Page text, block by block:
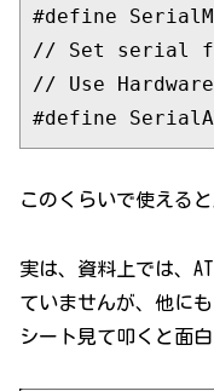
#define
// Set serial
// Use
#define
このくらいで使えると
実は、資料上では、
ていませんが、他に
シート見て叩くと面白